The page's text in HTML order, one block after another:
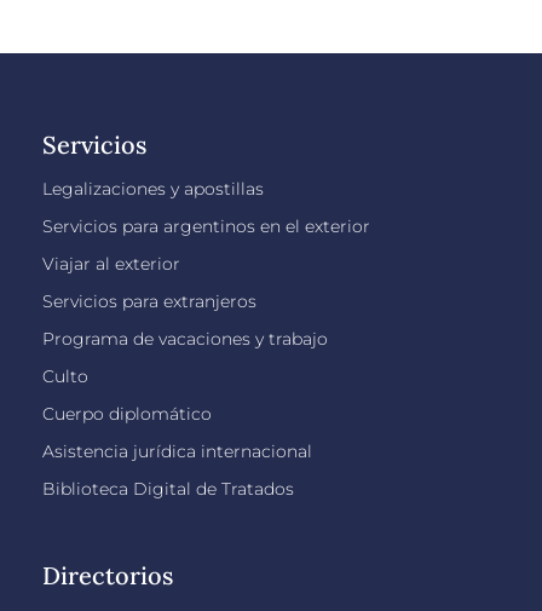
Servicios
Legalizaciones y apostillas
Servicios para argentinos en el exterior
Viajar al exterior
Servicios para extranjeros
Programa de vacaciones y trabajo
Culto
Cuerpo diplomático
Asistencia jurídica internacional
Biblioteca Digital de Tratados
Directorios